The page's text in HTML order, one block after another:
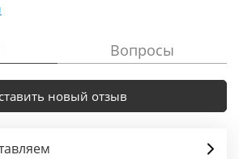
Вопросы
новый отзыв